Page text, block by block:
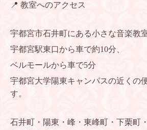
📍 教室へのアクセス
宇都宮市石井町にある小さな音楽教
宇都宮駅東口から車で約10分、
ベルモールから車で5分
宇都宮大学陽東キャンパスの近くの
す。
石井町・陽東・峰・東峰町・下栗町